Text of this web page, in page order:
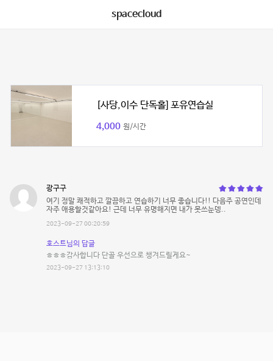
spacecloud
[사당,이수 단독홀] 포유연습실
4,000 원/시간
광구구
여기 정말 쾌적하고 깔끔하고 연습하기 너무 좋습니다!! 다음주 공연인데
자주 애용할것같아요! 근데 너무 유명해지면 내가 못쓰눈뎅..
2023-09-27 00:20:59
호스트님의 답글
ㅎㅎㅎ감사합니다 단골 우선으로 챙겨드릴게요~
2023-09-27 13:13:10